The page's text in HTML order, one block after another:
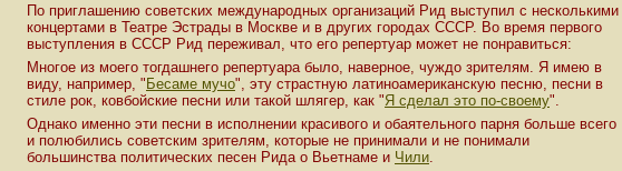
По приглашению советских международных организаций Рид выступил с несколькими
концертами в Театре Эстрады в Москве и в других городах СССР. Во время первого
выступления в СССР Рид переживал, что его репертуар может не понравиться:
Многое из моего тогдашнего репертуара было, наверное, чуждо зрителям. Я имею в
виду, например, " Бесаме мучо", эту страстную латиноамериканскую песню, песни в
стиле рок, ковбойские песни или такой шлягер, как "Я сделал это по-своему".
Однако именно эти песни в исполнении красивого и обаятельного парня больше всего
и полюбились советским зрителям, которые не принимали и не понимали
большинства политических песен Рида о Вьетнаме и Чили.